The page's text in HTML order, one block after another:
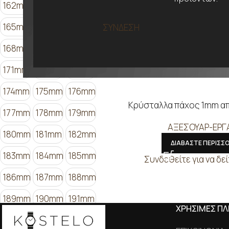
ΣΥΝΔΕΣΗ
162mm
165mm
168mm
171mm
172mm 173mm
174mm 175mm 176mm
177mm 178mm 179mm
180mm 181mm
182mm
183mm 184mm 185mm
186mm 187mm 188mm
189mm 190mm 191mm
192mm 193mm 194mm
Κρύσταλλα πάχος 1mm
ΑΞΕΣΟΥΑΡ-
ΔΙΑΒΑΣΤΕ
Συνδεθείτε για να
ΧΡΗΣΙΜΕΣ